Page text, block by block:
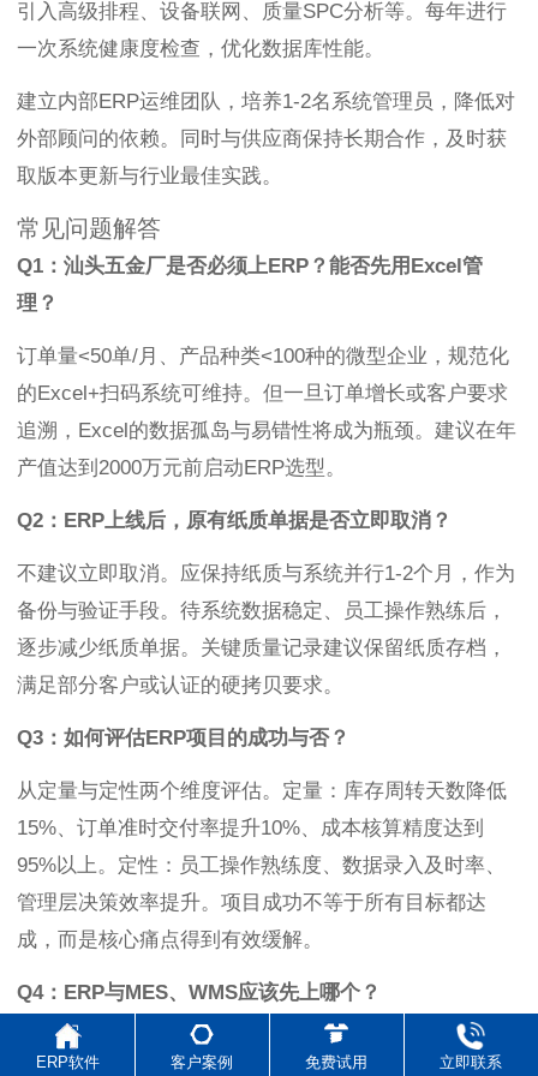
引入高级排程、设备联网、质量SPC分析等。每年进行
一次系统健康度检查，优化数据库性能。
建立内部ERP运维团队，培养1-2名系统管理员，降低对
外部顾问的依赖。同时与供应商保持长期合作，及时获
取版本更新与行业最佳实践。
常见问题解答
Q1：汕头五金厂是否必须上ERP？能否先用Excel管
理？
订单量<50单/月、产品种类<100种的微型企业，规范化
的Excel+扫码系统可维持。但一旦订单增长或客户要求
追溯，Excel的数据孤岛与易错性将成为瓶颈。建议在年
产值达到2000万元前启动ERP选型。
Q2：ERP上线后，原有纸质单据是否立即取消？
不建议立即取消。应保持纸质与系统并行1-2个月，作为
备份与验证手段。待系统数据稳定、员工操作熟练后，
逐步减少纸质单据。关键质量记录建议保留纸质存档，
满足部分客户或认证的硬拷贝要求。
Q3：如何评估ERP项目的成功与否？
从定量与定性两个维度评估。定量：库存周转天数降低
15%、订单准时交付率提升10%、成本核算精度达到
95%以上。定性：员工操作熟练度、数据录入及时率、
管理层决策效率提升。项目成功不等于所有目标都达
成，而是核心痛点得到有效缓解。
Q4：ERP与MES、WMS应该先上哪个？
管理基础薄弱的企业建议先上ERP，实现业务财务一体
ERP软件 客户案例 免费试用 立即联系